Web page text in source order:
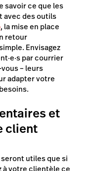
savoir ce que les
avec des outils
, la mise en place
retour
Envisagez
par courrier
– leurs
adapter votre
et
client
utiles que si
à votre clientèle ce